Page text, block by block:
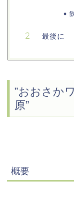
最後に
”おおさか
原”
概要